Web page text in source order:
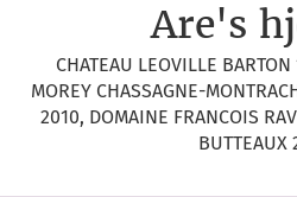
Are's
CHATEAU LEOVILLE
MOREY CHASSAGNE-
2010, DOMAINE FRANCOIS
BUTTEAUX